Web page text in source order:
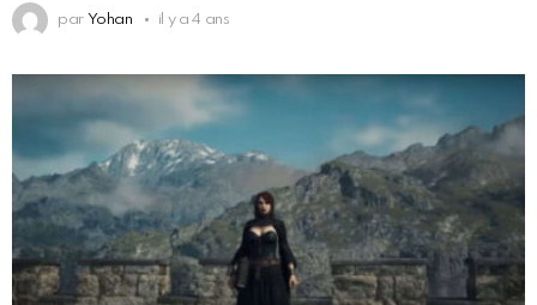
par Yohan il y a 4 ans